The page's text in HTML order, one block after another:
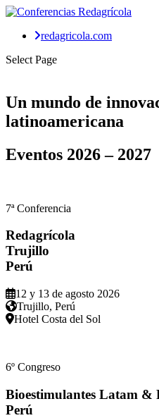
redagricola.com
Select Page
Un mundo de
latinoamericana
Eventos 2026 – 2027
7ª Conferencia
Redagrícola
Trujillo
Perú
12 y 13 de agosto 2026
Trujillo, Perú
Hotel Costa del Sol
6º Congreso
Bioestimulantes Latam &
Perú